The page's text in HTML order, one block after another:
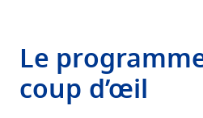
Le
coup d’œil